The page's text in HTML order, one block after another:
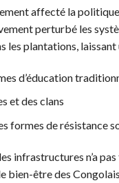
affecté la
perturbé les
plantations, laissant
d’éducation
et des clans
formes de résistance
infrastructures n’a
bien-être des